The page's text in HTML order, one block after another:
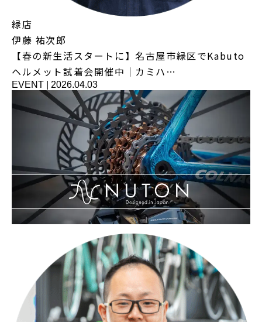
緑店
伊藤 祐次郎
【春の新生活スタートに】名古屋市緑区でKabuto
ヘルメット試着会開催中｜カミハ…
EVENT 2026.04.03